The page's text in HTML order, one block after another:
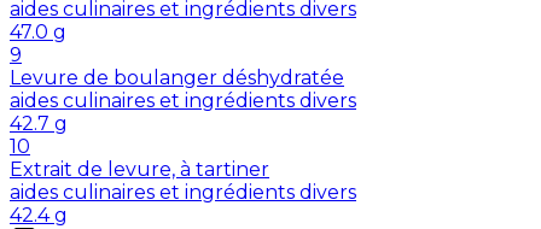
aides culinaires et ingrédients divers
47.0 g
9
Levure de boulanger déshydratée
aides culinaires et ingrédients divers
42.7 g
10
Extrait de levure, à tartiner
aides culinaires et ingrédients divers
42.4 g